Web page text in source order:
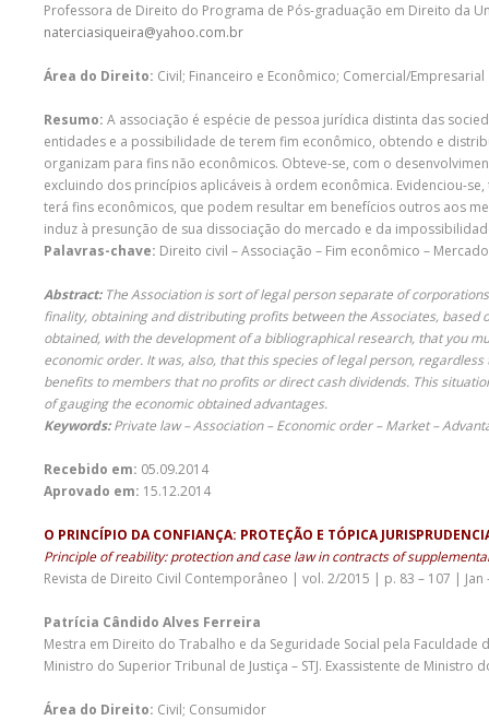
Professora de Direito do Programa de Pós-graduação em Direito da
naterciasiqueira@yahoo.com.br
Área do Direito: Civil; Financeiro e Econômico; Comercial/Empresarial
Resumo: A associação é espécie de pessoa jurídica distinta das
entidades e a possibilidade de terem fim econômico, obtendo e
organizam para fins não econômicos. Obteve-se, com o
excluindo dos princípios aplicáveis à ordem econômica. Evidenciou-
terá fins econômicos, que podem resultar em benefícios outros aos
induz à presunção de sua dissociação do mercado e da
Palavras-chave: Direito civil – Associação – Fim econômico –
Abstract:The Association is sort of legal person separate of
finality, obtaining and distributing profits between the Associates,
obtained, with the development of a bibliographical research, that you
economic order. It was, also, that this species of legal person,
benefits to members that no profits or direct cash dividends. This
of gauging the economic obtained advantages.
Keywords:Private law – Association – Economic order – Market –
Recebido em: 05.09.2014
Aprovado em: 15.12.2014
O PRINCÍPIO DA CONFIANÇA: PROTEÇÃO E TÓPICA
Principle of reability: protection and case law in contracts of
Revista de Direito Civil Contemporâneo | vol. 2/2015 | p. 83 – 107 | Jan
Patrícia Cândido Alves Ferreira
Mestra em Direito do Trabalho e da Seguridade Social pela Faculdade
Ministro do Superior Tribunal de Justiça – STJ. Exassistente de Ministro
Área do Direito: Civil; Consumidor